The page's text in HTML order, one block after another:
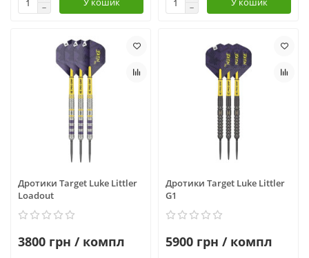
У кошик У кошик
Дротики Target Luke Littler
Loadout
3800 грн / компл
Дротики Target Luke Littler
G1
5900 грн / компл